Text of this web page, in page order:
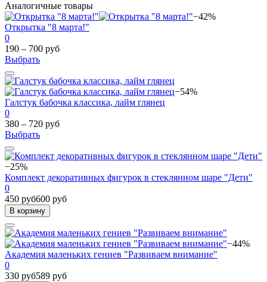
Аналогичные товары
−42%
Открытка "8 марта!"
0
190 – 700 руб
Выбрать
−54%
Галстук бабочка классика, лайм глянец
0
380 – 720 руб
Выбрать
−25%
Комплект декоративных фигурок в стеклянном шаре "Дети"
0
450 руб600 руб
В корзину
−44%
Академия маленьких гениев "Развиваем внимание"
0
330 руб589 руб